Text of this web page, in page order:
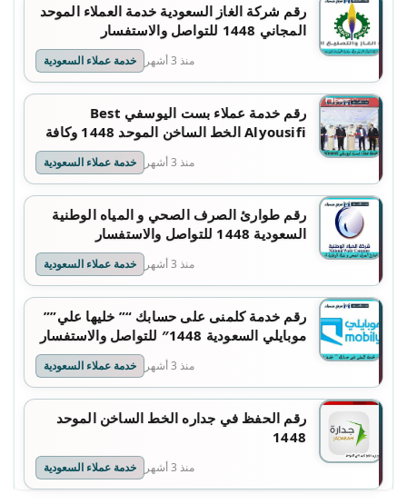
رقم شركة الغاز السعودية خدمة العملاء الموحد
المجاني 1448 للتواصل والاستفسار
منذ 3 أشهر خدمة عملاء السعودية
رقم خدمة عملاء بست اليوسفي Best
Alyousifi الخط الساخن الموحد 1448 وكافة
منذ 3 أشهر خدمة عملاء السعودية
رقم طوارئ الصرف الصحي و المياه الوطنية
السعودية 1448 للتواصل والاستفسار
منذ 3 أشهر خدمة عملاء السعودية
رقم خدمة كلمنى على حسابك “” خليها علي””
موبايلي السعودية 1448″ للتواصل والاستفسار
منذ 3 أشهر خدمة عملاء السعودية
رقم الحفظ في جداره الخط الساخن الموحد
1448
منذ 3 أشهر خدمة عملاء السعودية